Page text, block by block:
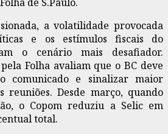
a volatilidade provocada
e os estímulos fiscais do
o cenário mais desafiador.
Folha avaliam que o BC deve
comunicado e sinalizar maior
reuniões. Desde março, quando
o Copom reduziu a Selic em
total.